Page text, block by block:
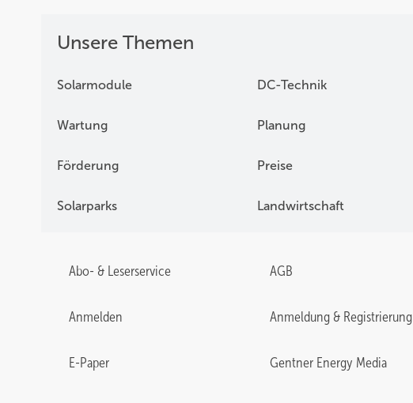
Unsere Themen
Solarmodule DC-Technik
Wartung Planung
Förderung Preise
Solarparks Landwirtschaft
Abo- & Leserservice AGB
Anmelden Anmeldung & Registrierung
E-Paper Gentner Energy Media